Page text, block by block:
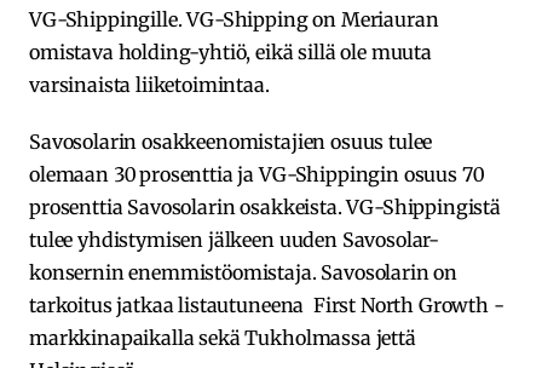
VG-Shippingille. VG-Shipping on Meriauran
omistava holding-yhtiö, eikä sillä ole muuta
varsinaista liiketoimintaa.
Savosolarin osakkeenomistajien osuus tulee
olemaan 30 prosenttia ja VG-Shippingin osuus 70
prosenttia Savosolarin osakkeista. VG-Shippingistä
tulee yhdistymisen jälkeen uuden Savosolar-
konsernin enemmistöomistaja. Savosolarin on
tarkoitus jatkaa listautuneena First North Growth -
markkinapaikalla sekä Tukholmassa jettä